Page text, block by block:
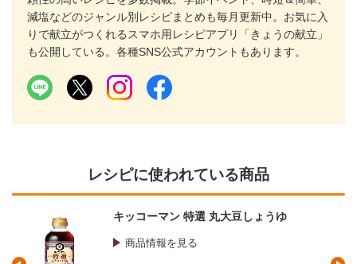
減塩などのジャンル別レシピまとめも毎月更新中。お気に入
りで献立がつくれるスマホ用レシピアプリ「きょうの献立」
も公開している。各種SNS公式アカウントもあります。
レシピに使われている商品
キッコーマン 特選 丸大豆しょうゆ
商品情報を見る